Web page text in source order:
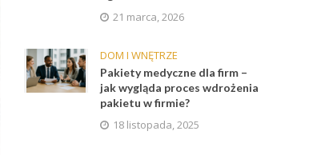
21 marca, 2026
DOM I WNĘTRZE
Pakiety medyczne dla firm –
jak wygląda proces wdrożenia
pakietu w firmie?
18 listopada, 2025